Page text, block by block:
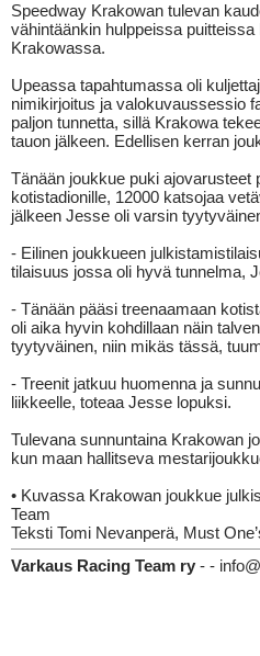
Speedway Krakowan tulevan
vähintäänkin hulppeissa
Krakowassa.
Upeassa tapahtumassa oli
nimikirjoitus ja valokuvaussessio
paljon tunnetta, sillä Krakowa
tauon jälkeen. Edellisen kerran
Tänään joukkue puki ajovarusteet
kotistadionille, 12000 katsojaa
jälkeen Jesse oli varsin
- Eilinen joukkueen
tilaisuus jossa oli hyvä tunnelma,
- Tänään pääsi treenaamaan
oli aika hyvin kohdillaan näin
tyytyväinen, niin mikäs tässä,
- Treenit jatkuu huomenna ja
liikkeelle, toteaa Jesse lopuksi.
Tulevana sunnuntaina Krakowan
kun maan hallitseva
• Kuvassa Krakowan joukkue
Team
Teksti Tomi Nevanperä, Must
Varkaus Racing Team ry - -